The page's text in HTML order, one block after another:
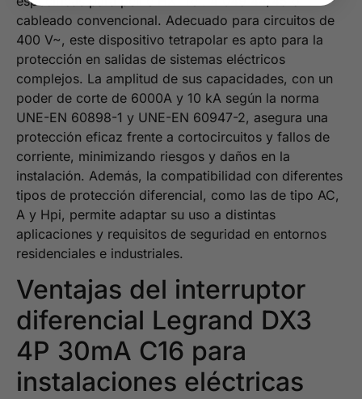
cableado convencional. Adecuado para circuitos de
400 V~, este dispositivo tetrapolar es apto para la
protección en salidas de sistemas eléctricos
complejos. La amplitud de sus capacidades, con un
poder de corte de 6000A y 10 kA según la norma
UNE-EN 60898-1 y UNE-EN 60947-2, asegura una
protección eficaz frente a cortocircuitos y fallos de
corriente, minimizando riesgos y daños en la
instalación. Además, la compatibilidad con diferentes
tipos de protección diferencial, como las de tipo AC,
A y Hpi, permite adaptar su uso a distintas
aplicaciones y requisitos de seguridad en entornos
residenciales e industriales.
Ventajas del interruptor
diferencial Legrand DX3
4P 30mA C16 para
instalaciones eléctricas